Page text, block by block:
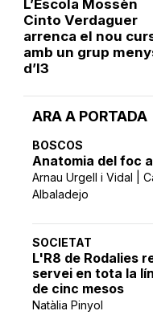
ARA A PORTADA
BOSCOS
Anatomia del foc
Arnau Urgell i Vidal |
Albaladejo
SOCIETAT
L'R8 de Rodalies
servei en tota la
de cinc mesos
Natàlia Pinyol
L’Escola Mossèn
Cinto Verdaguer
arrenca el nou
amb un grup
d’I3